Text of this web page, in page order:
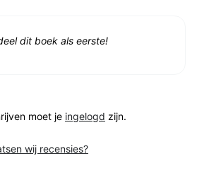
dit boek als eerste!
moet je ingelogd zijn.
wij recensies?